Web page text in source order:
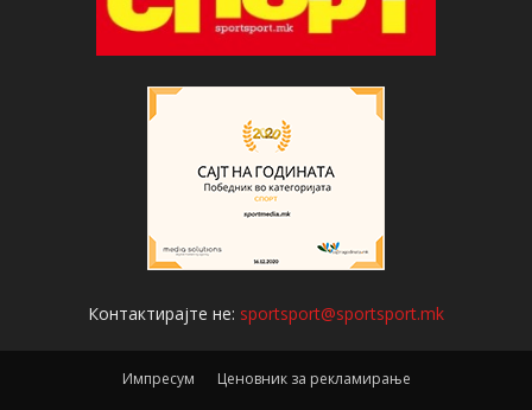
Контактирајте не: sportsport@sportsport.mk
Импресум Ценовник за рекламирање